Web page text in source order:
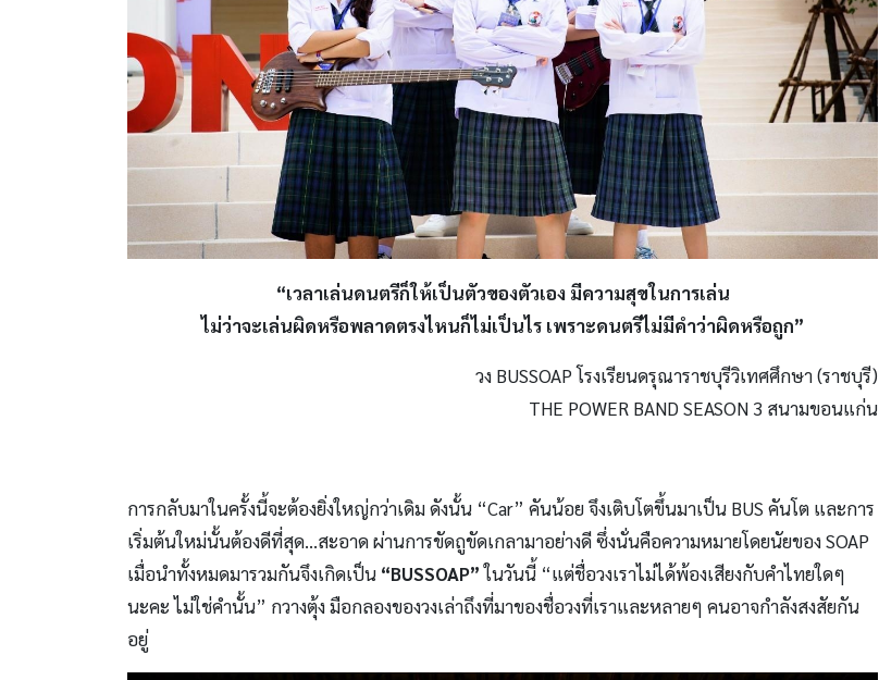
“เวลาเล่นดนตรีก็ให้เป็นตัวของตัวเอง มีความสุขในการเล่น
ไม่ว่าจะเล่นผิดหรือพลาดตรงไหนก็ไม่เป็นไร เพราะดนตรีไม่มีคำว่าผิดหรือถูก”
วง BUSSOAP โรงเรียนดรุณาราชบุรีวิเทศศึกษา (ราชบุรี)
THE POWER BAND SEASON 3 สนามขอนแก่น
การกลับมาในครั้งนี้จะต้องยิ่งใหญ่กว่าเดิม ดังนั้น “Car” คันน้อย จึงเติบโตขึ้นมาเป็น BUS คันโต และการ
เริ่มต้นใหม่นั้นต้องดีที่สุด…สะอาด ผ่านการขัดถูขัดเกลามาอย่างดี ซึ่งนั่นคือความหมายโดยนัยของ SOAP
เมื่อนำทั้งหมดมารวมกันจึงเกิดเป็น “BUSSOAP”ในวันนี้ “แต่ชื่อวงเราไม่ได้พ้องเสียงกับคำไทยใดๆ
นะคะ ไม่ใช่คำนั้น” กวางตุ้ง มือกลองของวงเล่าถึงที่มาของชื่อวงที่เราและหลายๆ คนอาจกำลังสงสัยกัน
อยู่